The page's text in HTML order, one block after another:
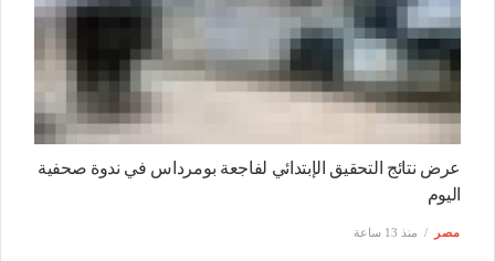
عرض نتائج التحقيق الإبتدائي لفاجعة بومرداس في ندوة صحفية
اليوم
مصر منذ 13 ساعة